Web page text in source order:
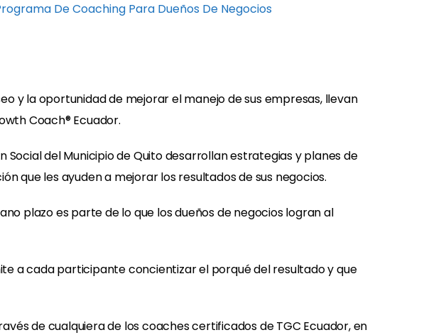
De Coaching Para Dueños De Negocios
y la oportunidad de mejorar el manejo de sus empresas, llevan
Coach® Ecuador.
del Municipio de Quito desarrollan estrategias y planes de
que les ayuden a mejorar los resultados de sus negocios.
plazo es parte de lo que los dueños de negocios logran al
a cada participante concientizar el porqué del resultado y que
de cualquiera de los coaches certificados de TGC Ecuador, en